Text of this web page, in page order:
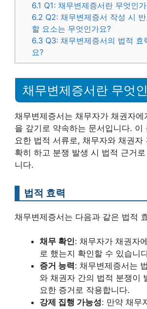
6.1 Q1: 채무변제증서란 무엇인
6.2 Q2: 채무변제증서 작성 시
할 요소는 무엇인가요?
6.3 Q3: 채무변제증서의 법적 효
요?
채무변제증서란 무엇
채무변제증서는 채무자가 채권자에
을 갚기로 약속하는 문서입니다. 이
요한 법적 서류로, 채무자와 채권자
확히 하고 분쟁 발생 시 법적 근거
니다.
법적 효력
채무변제증서는 다음과 같은 법적
채무 확인: 채무자가 채권자
로 했는지 확인할 수 있습니
증거 능력: 채무변제증서는
와 채권자 간의 법적 분쟁이
요한 증거로 작용합니다.
강제 집행 가능성: 만약 채무